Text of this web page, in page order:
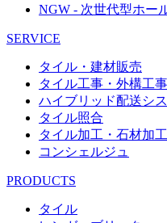
NGW - 次世代型ホー
SERVICE
タイル・建材販売
タイル工事・外構工事
ハイブリッド配送シ
タイル照合
タイル加工・石材加工
コンシェルジュ
PRODUCTS
タイル